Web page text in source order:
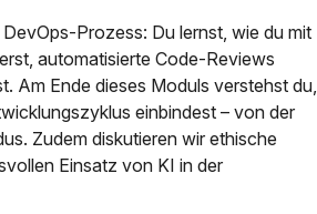
Prozess: Du lernst, wie du mit
automatisierte Code-Reviews
Am Ende dieses Moduls verstehst du,
einbindest – von der
Zudem diskutieren wir ethische
Einsatz von KI in der